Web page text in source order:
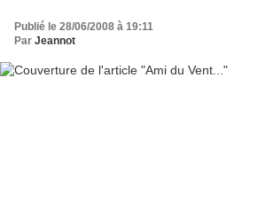
Publié le 28/06/2008 à 19:11
Par Jeannot